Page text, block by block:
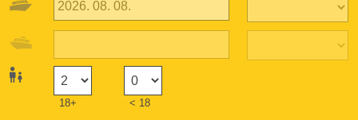
18+ < 18